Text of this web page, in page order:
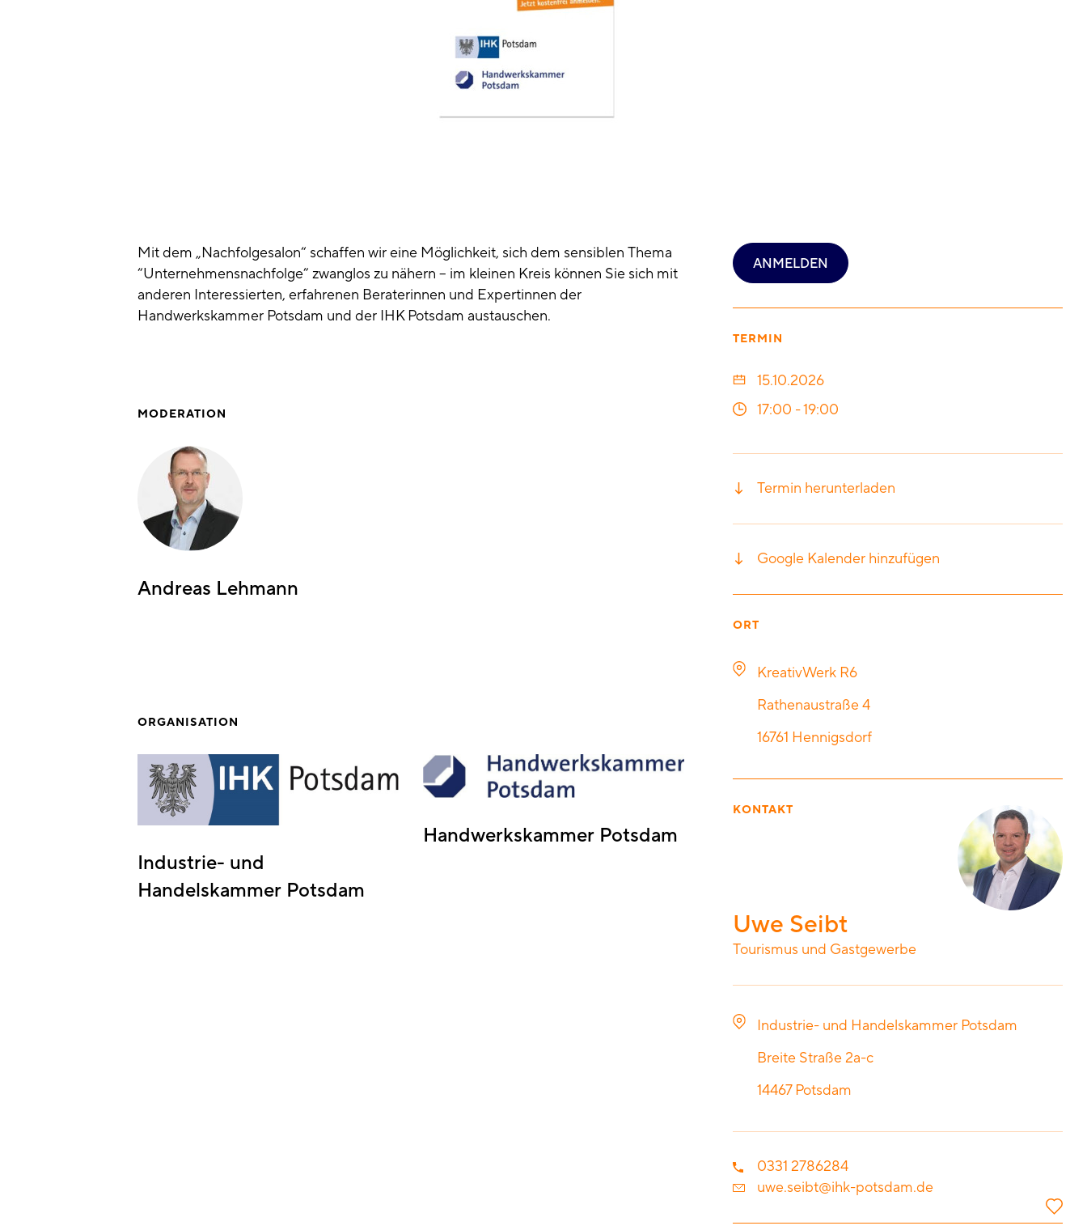
Mit dem „Nachfolgesalon“ schaffen wir eine Möglichkeit, sich dem sensiblen Thema
“Unternehmensnachfolge” zwanglos zu nähern – im kleinen Kreis können Sie sich mit
anderen Interessierten, erfahrenen Beraterinnen und Expertinnen der
Handwerkskammer Potsdam und der IHK Potsdam austauschen.
MODERATION
Andreas Lehmann
ORGANISATION
Industrie- und
Handelskammer Potsdam
Handwerkskammer Potsdam
ANMELDEN
TERMIN
15.10.2026
17:00 -19:00
Termin herunterladen
Google Kalender hinzufügen
ORT
KreativWerk R6
Rathenaustraße 4
16761 Hennigsdorf
KONTAKT
Uwe Seibt
Tourismus und Gastgewerbe
Industrie- und Handelskammer Potsdam
Breite Straße 2a-c
14467 Potsdam
0331 2786284
uwe.seibt@ihk-potsdam.de